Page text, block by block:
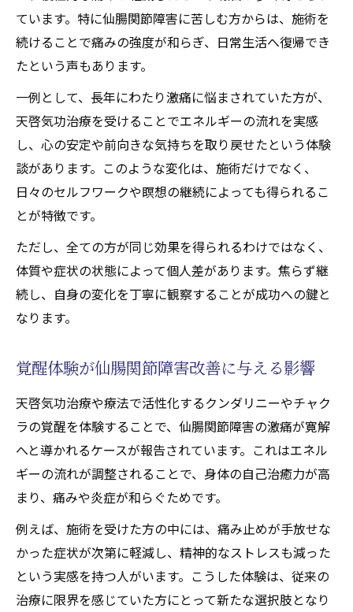
ています。特に仙腸関節障害に苦しむ方からは、施術を
続けることで痛みの強度が和らぎ、日常生活へ復帰でき
たという声もあります。
一例として、長年にわたり激痛に悩まされていた方が、
天啓気功治療を受けることでエネルギーの流れを実感
し、心の安定や前向きな気持ちを取り戻せたという体験
談があります。このような変化は、施術だけでなく、
日々のセルフワークや瞑想の継続によっても得られるこ
とが特徴です。
ただし、全ての方が同じ効果を得られるわけではなく、
体質や症状の状態によって個人差があります。焦らず継
続し、自身の変化を丁寧に観察することが成功への鍵と
なります。
覚醒体験が仙腸関節障害改善に与える影響
天啓気功治療や療法で活性化するクンダリニーやチャク
ラの覚醒を体験することで、仙腸関節障害の激痛が寛解
へと導かれるケースが報告されています。これはエネル
ギーの流れが調整されることで、身体の自己治癒力が高
まり、痛みや炎症が和らぐためです。
例えば、施術を受けた方の中には、痛み止めが手放せな
かった症状が次第に軽減し、精神的なストレスも減った
という実感を持つ人がいます。こうした体験は、従来の
治療に限界を感じていた方にとって新たな選択肢となり